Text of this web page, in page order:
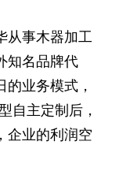
从事木器加工
知名品牌代
业务模式，
自主定制后，
企业的利润空